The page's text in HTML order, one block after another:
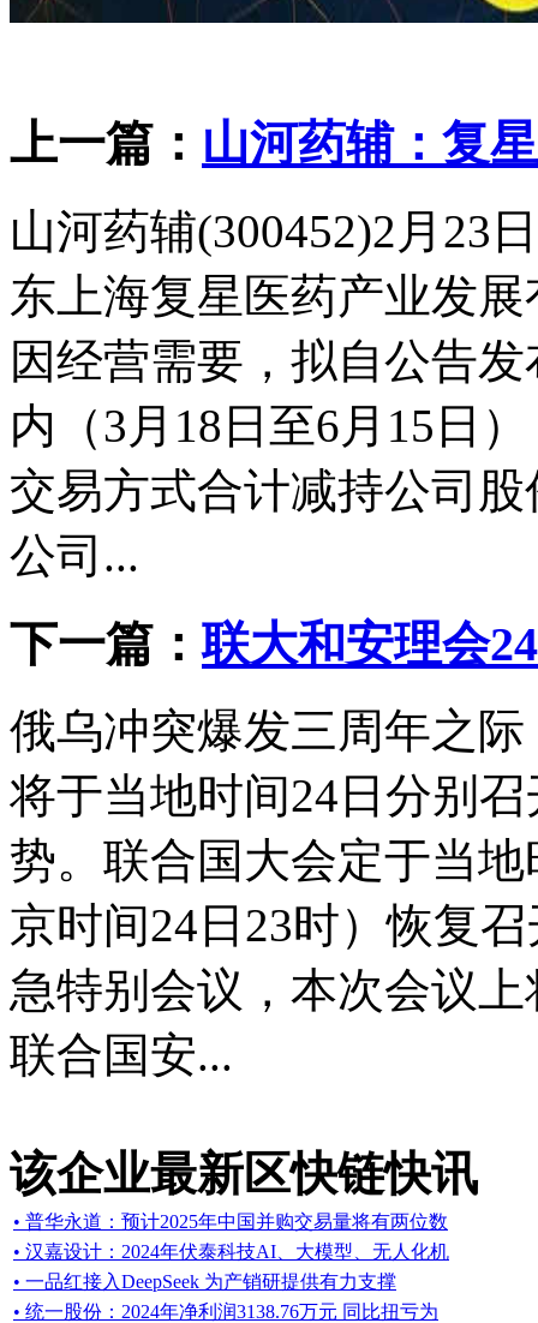
上一篇： 山河药辅：复
山河药辅(300452)2月23
东上海复星医药产业发
因经营需要，拟自公告
内（3月18日至6月15日
交易方式合计减持公司
公司...
下一篇：联大和安理会
俄乌冲突爆发三周年之
将于当地时间24日分别
势。联合国大会定于当
京时间24日23时）恢复
急特别会议，本次会议
联合国安...
该企业最新区快链快讯
• 普华永道：预计2025年中国并购交易量将有两位数
• 汉嘉设计：2024年伏泰科技AI、大模型、无人化机
• 一品红接入DeepSeek 为产销研提供有力支撑
• 统一股份：2024年净利润3138.76万元 同比扭亏为